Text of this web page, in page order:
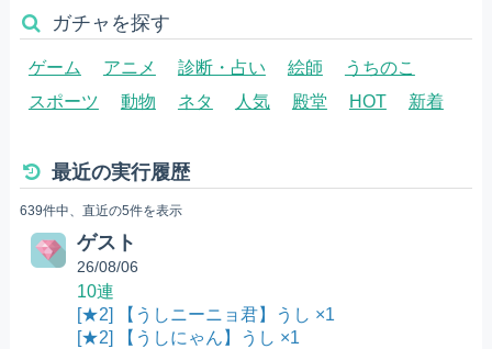
ガチャを探す
ゲーム アニメ 診断・占い 絵師
うちのこ
スポーツ
動物 ネタ 人気 殿堂 HOT 新着
最近の実行履歴
639件中、直近の5件を表示
ゲスト
26/08/06
10連
[★2] 【うしニーニョ君】うし ×1
[★2] 【うしにゃん】うし ×1